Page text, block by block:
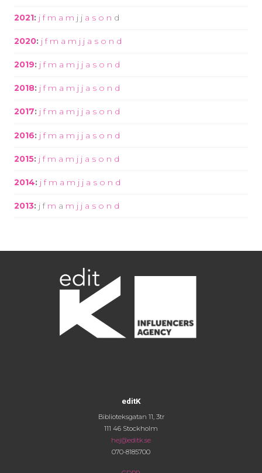
2021: j f m a m j j a s o n d
2020: j f m a m j j a s o n d
2019: j f m a m j j a s o n d
2018: j f m a m j j a s o n d
2017: j f m a m j j a s o n d
2016: j f m a m j j a s o n d
2015: j f m a m j j a s o n d
2014: j f m a m j j a s o n d
2013: j f m a m j j a s o n d
editK
Biblioteksgatan 11, 3tr
111 46 Stockholm
hej@editk.se
070-8185700